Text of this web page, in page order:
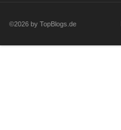
©2026 by TopBlogs.de